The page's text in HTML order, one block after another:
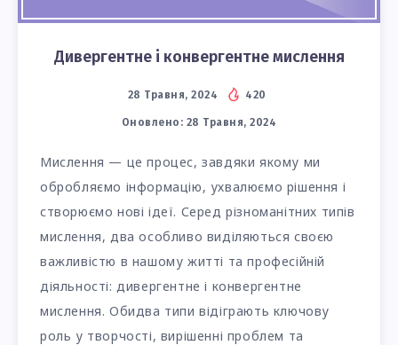
Дивергентне і конвергентне мислення
28 Травня, 2024 420
Оновлено: 28 Травня, 2024
Мислення — це процес, завдяки якому ми
обробляємо інформацію, ухвалюємо рішення і
створюємо нові ідеї. Серед різноманітних типів
мислення, два особливо виділяються своєю
важливістю в нашому житті та професійній
діяльності: дивергентне і конвергентне
мислення. Обидва типи відіграють ключову
роль у творчості, вирішенні проблем та